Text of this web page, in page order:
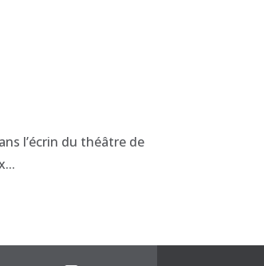
l’écrin du théâtre de